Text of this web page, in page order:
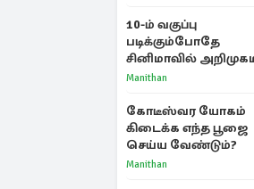
10-ம் வகுப்பு
படிக்கும்போதே
சினிமாவில்
த்ரிஷா! உண்மையை
காந்தி
Manithan
கோடீஸ்வர யோகம்
கிடைக்க எந்த பூஜை
செய்ய வேண்டும்?
Manithan